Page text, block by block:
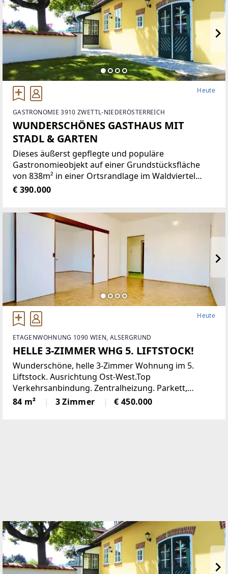
Heute
GASTRONOMIE 3910 ZWETTL-NIEDERÖSTERREICH
WUNDERSCHÖNES GASTHAUS MIT
STADL & GARTEN
Dieses äußerst gepflegte und populäre
Gastronomieobjekt auf einer Grundstücksfläche
von 838m² in einer Ortsrandlage im Waldviertel
bietet eine Vielzahl von Nutzungsmöglichkeiten wie
€ 390.000
Heute
ETAGENWOHNUNG 1090 WIEN, ALSERGRUND
HELLE 3-ZIMMER WHG 5. LIFTSTOCK!
Wunderschöne, helle 3-Zimmer Wohnung im 5.
Liftstock. Ausrichtung Ost-West.Top
Verkehrsanbindung. Zentralheizung. Parkett,
Jalousien, Abstellraum. Kellerabteil.Diese
lichtdurchflutete Etagenwohnung bietet reichlich
84 m² 3 Zimmer € 450.000